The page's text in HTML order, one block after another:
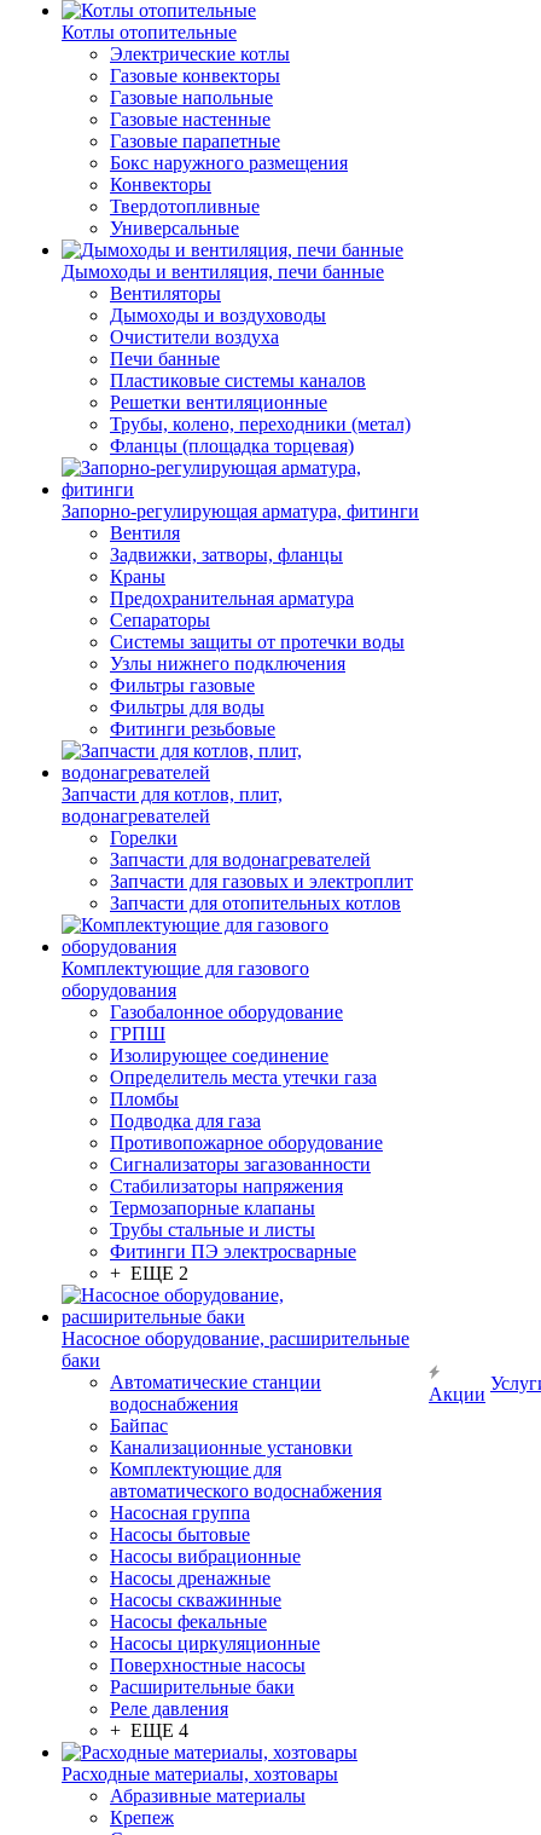
Котлы отопительные
Электрические котлы
Газовые конвекторы
Газовые напольные
Газовые настенные
Газовые парапетные
Бокс наружного размещения
Конвекторы
Твердотопливные
Универсальные
Дымоходы и вентиляция, печи банные
Вентиляторы
Дымоходы и воздуховоды
Очистители воздуха
Печи банные
Пластиковые системы каналов
Решетки вентиляционные
Трубы, колено, переходники (метал)
Фланцы (площадка торцевая)
Запорно-регулирующая арматура, фитинги
Вентиля
Задвижки, затворы, фланцы
Краны
Предохранительная арматура
Сепараторы
Системы защиты от протечки воды
Узлы нижнего подключения
Фильтры газовые
Фильтры для воды
Фитинги резьбовые
Запчасти для котлов, плит,
водонагревателей
Горелки
Запчасти для водонагревателей
Запчасти для газовых и электроплит
Запчасти для отопительных котлов
Комплектующие для газового
оборудования
Газобалонное оборудование
ГРПШ
Изолирующее соединение
Определитель места утечки газа
Пломбы
Подводка для газа
Противопожарное оборудование
Сигнализаторы загазованности
Стабилизаторы напряжения
Термозапорные клапаны
Трубы стальные и листы
Фитинги ПЭ электросварные
+ ЕЩЕ 2
Насосное оборудование, расширительные
баки
Автоматические станции
водоснабжения
Байпас
Канализационные установки
Комплектующие для
автоматического водоснабжения
Насосная группа
Насосы бытовые
Насосы вибрационные
Насосы дренажные
Насосы скважинные
Насосы фекальные
Насосы циркуляционные
Поверхностные насосы
Расширительные баки
Реле давления
+ ЕЩЕ 4
Расходные материалы, хозтовары
Абразивные материалы
Крепеж
Акции